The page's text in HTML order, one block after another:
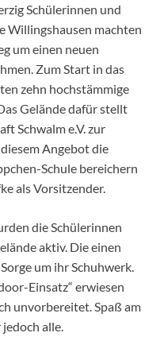
Schülerinnen und
Willingshausen machten
um einen neuen
Zum Start in das
zehn hochstämmige
Gelände dafür stellt
Schwalm e.V. zur
Angebot die
Schule bereichern
als Vorsitzender.
die Schülerinnen
aktiv. Die einen
um ihr Schuhwerk.
Einsatz“ erwiesen
unvorbereitet. Spaß am
alle.